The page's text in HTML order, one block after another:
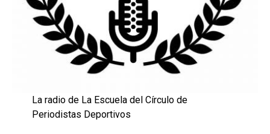
La radio de La Escuela del Círculo de
Periodistas Deportivos